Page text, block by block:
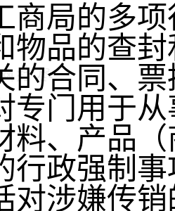
局的多项
物品的查
的合同、
专门用于
料、产品
行政强制
对涉嫌传